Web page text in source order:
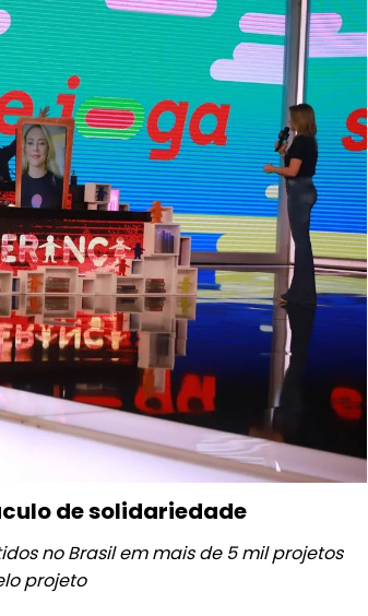
de solidariedade
no Brasil em mais de 5 mil projetos
projeto